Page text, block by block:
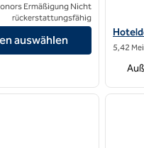
Redondo Beach anzeigen
Ermäßigung Nicht
rückerstattungsfähig
auswählen
5,42
nächstes Bild
1 von 12